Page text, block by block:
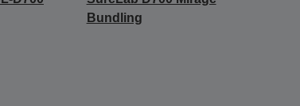
Bundling